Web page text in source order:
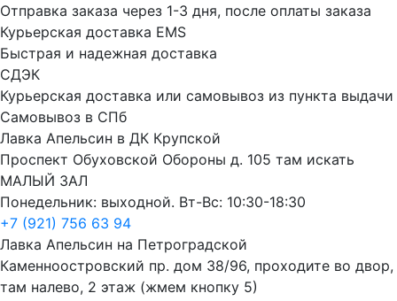
Отправка заказа через 1-3 дня, после оплаты заказа
Курьерская доставка EMS
Быстрая и надежная доставка
СДЭК
Курьерская доставка или самовывоз из пункта выдачи
Самовывоз в СПб
Лавка Апельсин в ДК Крупской
Проспект Обуховской Обороны д. 105 там искать
МАЛЫЙ ЗАЛ
Понедельник: выходной. Вт-Вс: 10:30-18:30
+7 (921) 756 63 94
Лавка Апельсин на Петроградской
Каменноостровский пр. дом 38/96, проходите во двор,
там налево, 2 этаж (жмем кнопку 5)